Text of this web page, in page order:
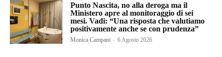
Punto Nascita, no alla deroga ma il
Ministero apre al monitoraggio di sei
mesi. Vadi: “Una risposta che valutiamo
positivamente anche se con prudenza”
Monica Campani - 6 Agosto 2026